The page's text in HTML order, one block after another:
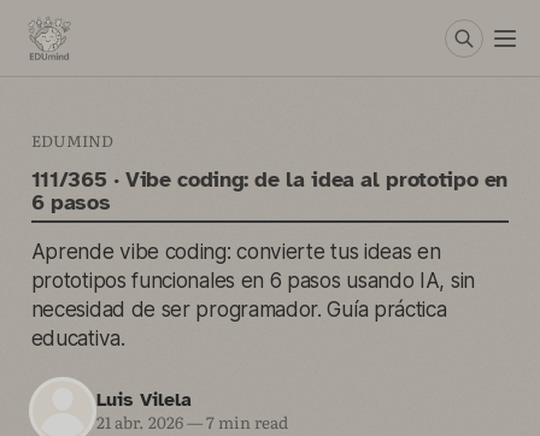
EDUMIND
111/365 · Vibe coding: de la idea al prototipo en
6 pasos
Aprende vibe coding: convierte tus ideas en
prototipos funcionales en 6 pasos usando IA, sin
necesidad de ser programador. Guía práctica
educativa.
Luis Vilela
21 abr. 2026—7 min read